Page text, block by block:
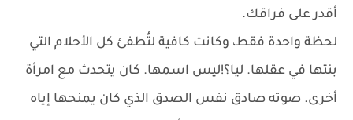
أقدر على فراقك.
لحظة واحدة فقط، وكانت كافية لتُطفئ كل الأحلام التي
بنتها في عقلها. ليا؟!ليس اسمها. كان يتحدث مع امرأة
أخرى. صوته صادق نفس الصدق الذي كان يمنحها إياه